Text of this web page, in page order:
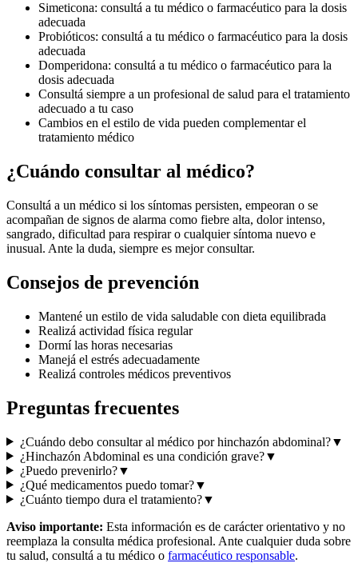
Simeticona: consultá a tu médico o farmacéutico para la dosis
adecuada
Probióticos: consultá a tu médico o farmacéutico para la dosis
adecuada
Domperidona: consultá a tu médico o farmacéutico para la
dosis adecuada
Consultá siempre a un profesional de salud para el tratamiento
adecuado a tu caso
Cambios en el estilo de vida pueden complementar el
tratamiento médico
¿Cuándo consultar al médico?
Consultá a un médico si los síntomas persisten, empeoran o se
acompañan de signos de alarma como fiebre alta, dolor intenso,
sangrado, dificultad para respirar o cualquier síntoma nuevo e
inusual. Ante la duda, siempre es mejor consultar.
Consejos de prevención
Mantené un estilo de vida saludable con dieta equilibrada
Realizá actividad física regular
Dormí las horas necesarias
Manejá el estrés adecuadamente
Realizá controles médicos preventivos
Preguntas frecuentes
¿Cuándo debo consultar al médico por hinchazón abdominal?▼
¿Hinchazón Abdominal es una condición grave?▼
¿Puedo prevenirlo?▼
¿Qué medicamentos puedo tomar?▼
¿Cuánto tiempo dura el tratamiento?▼
Aviso importante: Esta información es de carácter orientativo y no
reemplaza la consulta médica profesional. Ante cualquier duda sobre
tu salud, consultá a tu médico o farmacéutico responsable.